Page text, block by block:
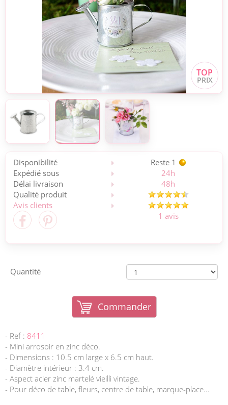
Disponibilité
Reste 1
Expédié sous
24h
Délai livraison
48h
Qualité produit
Avis clients
1 avis
Quantité
Commander
- Ref : 8411
- Mini arrosoir en zinc déco.
- Dimensions : 10.5 cm large x 6.5 cm haut.
- Diamètre intérieur : 3.4 cm.
- Aspect acier zinc martelé vieilli vintage.
- Pour déco de table, fleurs, centre de table, marque-place...